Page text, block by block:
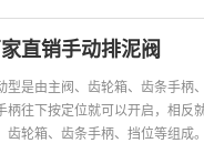
本类阀门在管道...
直销手动排泥阀
型是由主阀、齿轮箱、齿条手柄
柄往下按定位就可以开启，相反
齿轮箱、齿条手柄、挡位等组成